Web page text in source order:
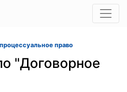
право
"Договорное